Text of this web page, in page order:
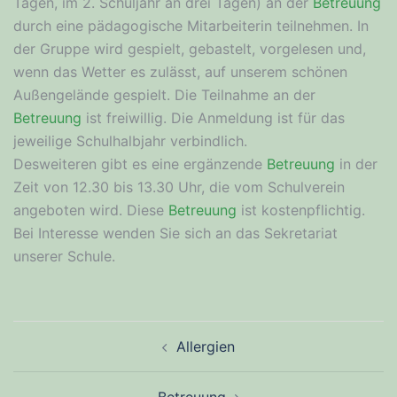
durch eine pädagogische Mitarbeiterin teilnehmen. In
der Gruppe wird gespielt, gebastelt, vorgelesen und,
wenn das Wetter es zulässt, auf unserem schönen
Außengelände gespielt. Die Teilnahme an der
Betreuung ist freiwillig. Die Anmeldung ist für das
jeweilige Schulhalbjahr verbindlich.
Desweiteren gibt es eine ergänzende Betreuung in der
Zeit von 12.30 bis 13.30 Uhr, die vom Schulverein
angeboten wird. Diese Betreuung ist kostenpflichtig.
Bei Interesse wenden Sie sich an das Sekretariat
unserer Schule.
Allergien